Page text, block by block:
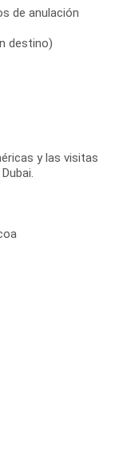
de anulación
destino)
y las visitas